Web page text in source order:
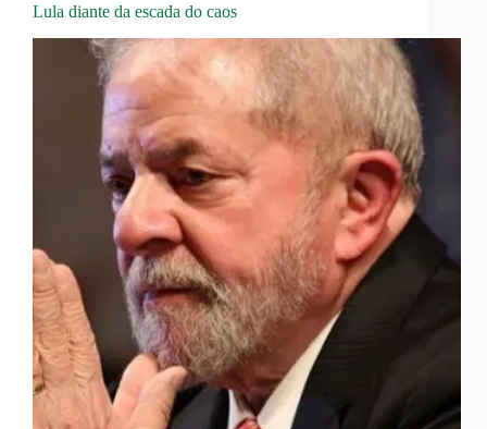
Lula diante da escada do caos